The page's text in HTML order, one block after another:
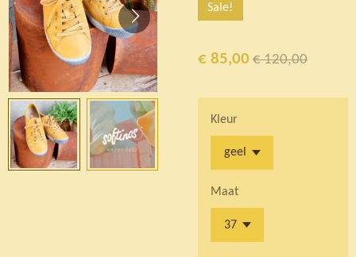
Sale!
€ 85,00 € 120,00
Kleur
Maat